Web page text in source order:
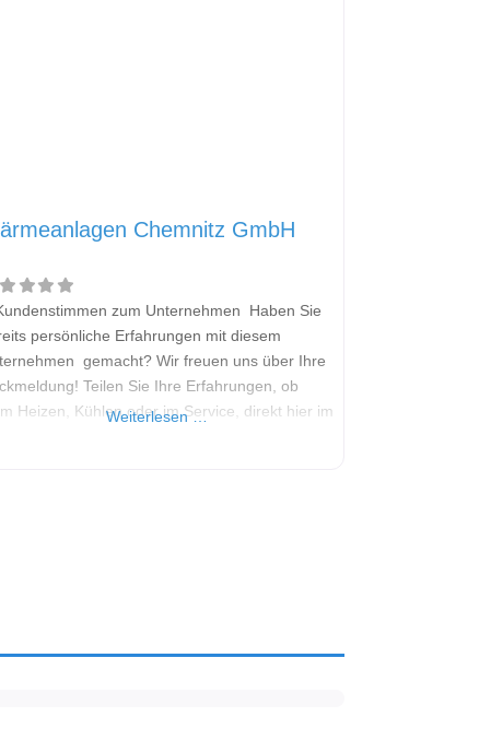
Chemnitz GmbH
zum Unternehmen Haben Sie
persönliche Erfahrungen mit diesem
gemacht? Wir freuen uns über Ihre
Teilen Sie Ihre Erfahrungen, ob
Heizen, Kühlen oder im Service, direkt hier im
Weiterlesen …